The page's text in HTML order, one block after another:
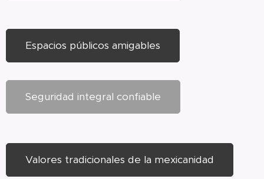
Espacios públicos amigables
Seguridad integral confiable
Valores tradicionales de la mexicanidad